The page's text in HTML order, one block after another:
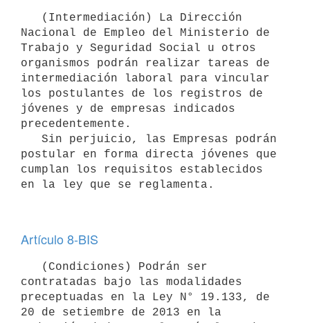
Nacional de Empleo del Ministerio de
Trabajo y Seguridad Social u otros
organismos podrán realizar tareas de
intermediación laboral para vincular
los postulantes de los registros de
jóvenes y de empresas indicados
precedentemente.
postular en forma directa jóvenes que
cumplan los requisitos establecidos
Artículo 8-BIS
contratadas bajo las modalidades
preceptuadas en la Ley N° 19.133, de
20 de setiembre de 2013 en la